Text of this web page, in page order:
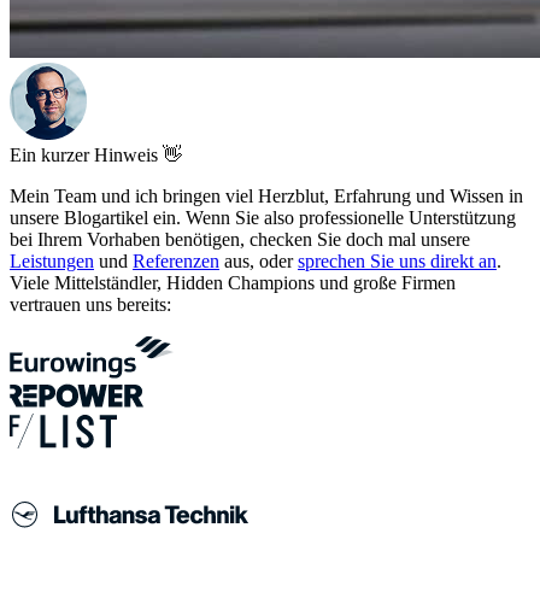
Ein kurzer Hinweis 👋
Mein Team und ich bringen viel Herzblut, Erfahrung und Wissen in
unsere Blogartikel ein. Wenn Sie also professionelle Unterstützung
bei Ihrem Vorhaben benötigen, checken Sie doch mal unsere
Leistungen und Referenzen aus, odersprechen Sie uns direkt an.
Viele Mittelständler, Hidden Champions und große Firmen
vertrauen uns bereits: